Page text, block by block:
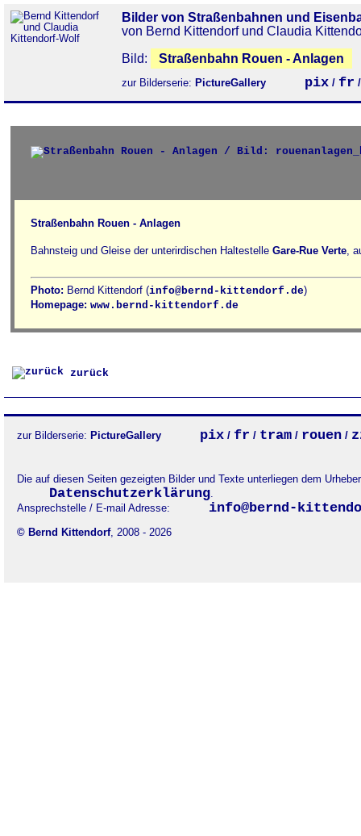
Bilder von Straßenbahnen und
von Bernd Kittendorf und Claudia
Bild:
Straßenbahn Rouen - Anlagen
zur Bilderserie: PictureGallery pix / fr
Straßenbahn Rouen - Anlagen
Bahnsteig und Gleise der unterirdischen Haltestelle Gare-Rue Verte,
Photo: Bernd Kittendorf (info@bernd-kittendorf.de)
Homepage: www.bernd-kittendorf.de
zurück
zur Bilderserie: PictureGallery pix / fr / tram / rouen /
Die auf diesen Seiten gezeigten Bilder und Texte unterliegen dem
Datenschutzerklärung.
Ansprechstelle / E-mail Adresse:
info@bernd-
© Bernd Kittendorf, 2008 - 2026